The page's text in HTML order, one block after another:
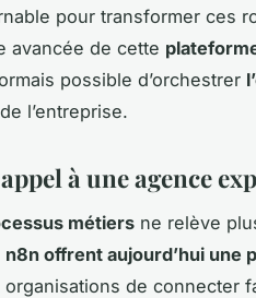
pour transformer ces
avancée de cette
possible d’orchestrer
l’entreprise.
à une agence
métiers ne relève
n8n offrent aujourd’hui une
organisations de connecter